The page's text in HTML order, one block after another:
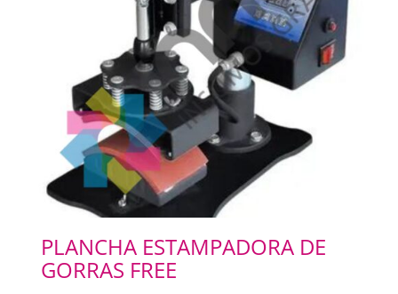
PLANCHA ESTAMPADORA DE
GORRAS FREE